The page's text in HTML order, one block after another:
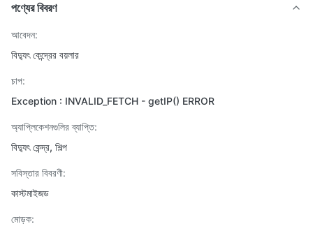
পণ্যের বিবরণ
আবেদন:
বিদ্যুৎ কেন্দ্রের বয়লার
চাপ:
Exception : INVALID_FETCH - getIP() ERROR
অ্যাপ্লিকেশনগুলির ব্যাপ্তি:
বিদ্যুৎ কেন্দ্র, শিল্প
সবিস্তার বিবরণী:
কাস্টমাইজড
মোড়ক: